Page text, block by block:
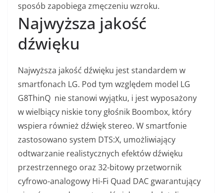
sposób zapobiega zmęczeniu wzroku.
Najwyższa jakość
dźwięku
Najwyższa jakość dźwięku jest standardem w
smartfonach LG. Pod tym względem model LG
G8ThinQ nie stanowi wyjątku, i jest wyposażony
w wielbiący niskie tony głośnik Boombox, który
wspiera również dźwięk stereo. W smartfonie
zastosowano system DTS:X, umożliwiający
odtwarzanie realistycznych efektów dźwięku
przestrzennego oraz 32-bitowy przetwornik
cyfrowo-analogowy Hi-Fi Quad DAC gwarantujący